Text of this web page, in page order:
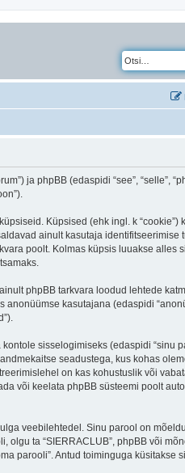
ja phpBB (edaspidi “see”, “selle”,
Küpsised (ehk ingl. k “cookie”)
ainult kasutaja identifitseerimise
poolt. Kolmas küpsis luuakse alles
phpBB tarkvara loodud lehtede
kasutajana (edaspidi
sisselogimiseks (edaspidi “sinu
seadustega, kus kohas
on kas kohustuslik või
või keelata phpBB süsteemi poolt
veebilehtedel. Sinu parool on
olgu ta “SIERRACLUB”, phpBB või
parooli”. Antud toiminguga küsitakse